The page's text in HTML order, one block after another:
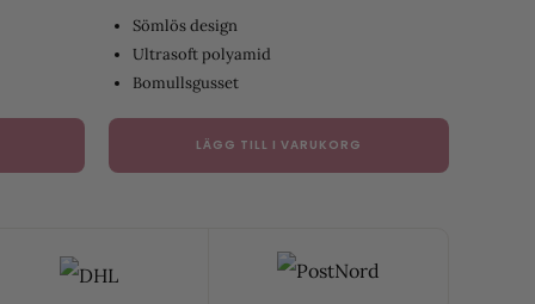
Sömlös design
Ultrasoft polyamid
Bomullsgusset
LÄGG TILL I VARUKORG